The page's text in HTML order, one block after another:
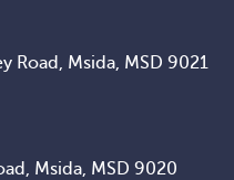
Road, Msida, MSD 9021
Msida, MSD 9020